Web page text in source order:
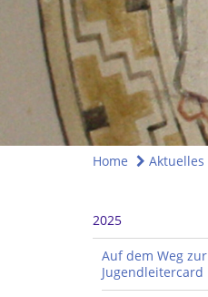
Home Aktuelles
2025
Auf dem Weg zur
Jugendleitercard